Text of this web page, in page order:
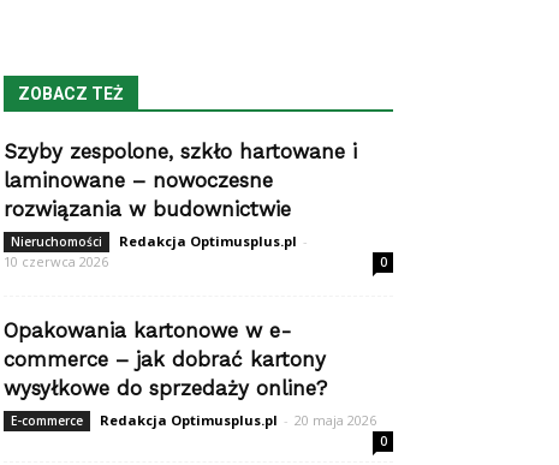
ZOBACZ TEŻ
Szyby zespolone, szkło hartowane i
laminowane – nowoczesne
rozwiązania w budownictwie
Nieruchomości Redakcja Optimusplus.pl -
10 czerwca 2026
0
Opakowania kartonowe w e-
commerce – jak dobrać kartony
wysyłkowe do sprzedaży online?
E-commerce Redakcja Optimusplus.pl - 20 maja 2026
0